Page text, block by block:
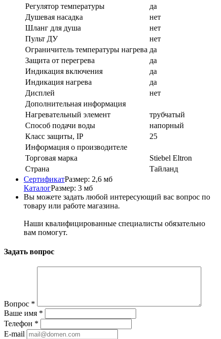
Регулятор температуры
да
Душевая насадка
нет
Шланг для душа
нет
Пульт ДУ
нет
Ограничитель температуры нагрева да
Защита от перегрева
да
Индикация включения
да
Индикация нагрева
да
Дисплей
нет
Дополнительная информация
Нагревательный элемент
трубчатый
Способ подачи воды
напорный
Класс защиты, IP
25
Информация о производителе
Торговая марка
Stiebel Eltron
Страна
Тайланд
СертификатРазмер: 2,6 мб
КаталогРазмер: 3 мб
Вы можете задать любой интересующий вас вопрос по
товару или работе магазина.
Наши квалифицированные специалисты обязательно
вам помогут.
Задать вопрос
Вопрос *
Ваше имя *
Телефон *
E-mail